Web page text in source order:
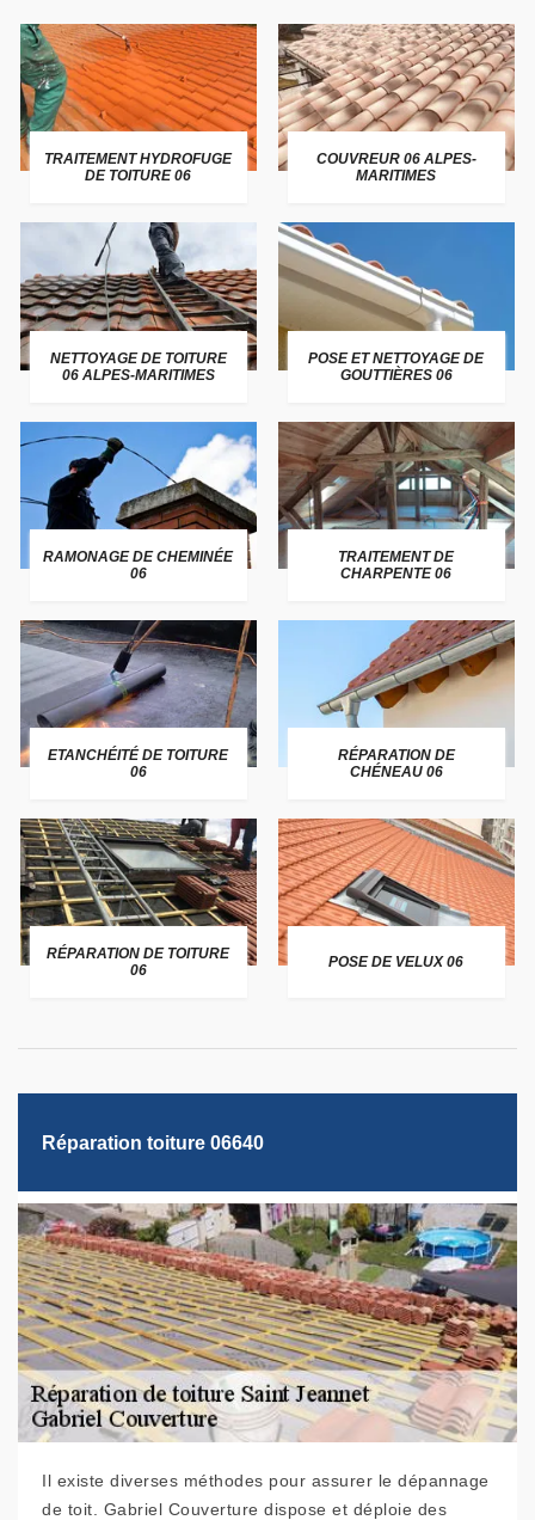
TRAITEMENT HYDROFUGE
DE TOITURE 06
COUVREUR 06 ALPES-
MARITIMES
NETTOYAGE DE TOITURE
06 ALPES-MARITIMES
POSE ET NETTOYAGE DE
GOUTTIÈRES 06
RAMONAGE DE CHEMINÉE
06
TRAITEMENT DE
CHARPENTE 06
ETANCHÉITÉ DE TOITURE
06
RÉPARATION DE
CHÉNEAU 06
RÉPARATION DE TOITURE
06
POSE DE VELUX 06
Réparation toiture 06640
Il existe diverses méthodes pour assurer le dépannage
de toit. Gabriel Couverture dispose et déploie des